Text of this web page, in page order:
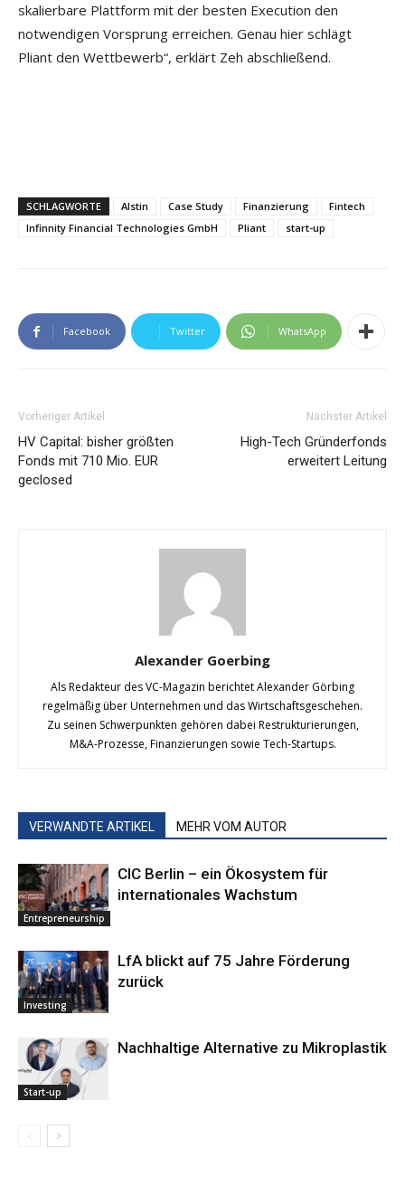
skalierbare Plattform mit der besten Execution den
notwendigen Vorsprung erreichen. Genau hier schlägt
Pliant den Wettbewerb“, erklärt Zeh abschließend.
SCHLAGWORTE Alstin Case Study Finanzierung
Fintech
Infinnity Financial Technologies GmbH
Pliant start-up
Facebook Twitter WhatsApp
Vorheriger Artikel
HV Capital: bisher größten
Fonds mit 710 Mio. EUR
geclosed
Nächster Artikel
High-Tech Gründerfonds
erweitert Leitung
Alexander Goerbing
Als Redakteur des VC-Magazin berichtet Alexander Görbing
regelmäßig über Unternehmen und das Wirtschaftsgeschehen.
Zu seinen Schwerpunkten gehören dabei Restrukturierungen,
M&A-Prozesse, Finanzierungen sowie Tech-Startups.
VERWANDTE ARTIKEL MEHR VOM AUTOR
Entrepreneurship
CIC Berlin – ein Ökosystem für
internationales Wachstum
Investing
LfA blickt auf 75 Jahre Förderung
zurück
Start-up
Nachhaltige ­Alternative zu Mikroplastik